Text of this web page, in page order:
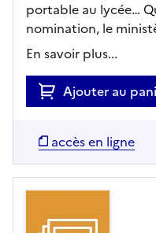
portable au lycée…
nomination, le
En savoir plus...
Ajouter au
accès en ligne